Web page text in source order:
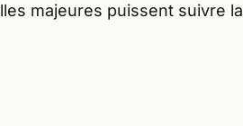
majeures puissent suivre la